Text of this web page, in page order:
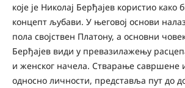
које је Николај Берђајев користио како
концепт љубави. У његовој основи
пола својствен Платону, а основни
Берђајев види у превазилажењу
и женског начела. Стварање савршене
односно личности, представља пут до